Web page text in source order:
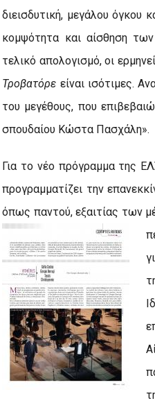
διεισδυτική, μεγάλου
κομψότητα και αίσθηση
τελικό απολογισμό, οι
Τροβατόρε είναι ισότιμες.
του μεγέθους, που
σπουδαίου Κώστα Πασχάλη».
Για το νέο πρόγραμμα της
προγραμματίζει την
όπως παντού, εξαιτίας των